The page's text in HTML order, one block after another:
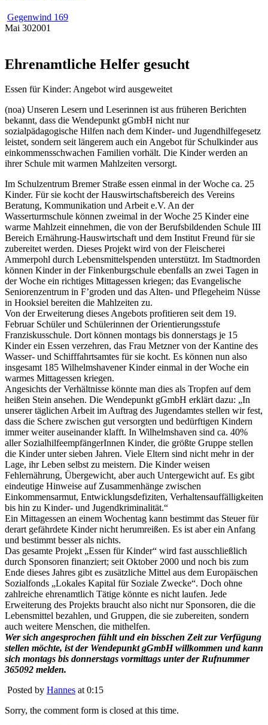
Gegenwind 169
Mai 302001
Ehrenamtliche Helfer gesucht
Essen für Kinder: Angebot wird ausgeweitet
(noa) Unseren Lesern und Leserinnen ist aus früheren Berichten
bekannt, dass die Wendepunkt gGmbH nicht nur
sozialpädagogische Hilfen nach dem Kinder- und Jugendhilfegesetz
leistet, sondern seit längerem auch ein Angebot für Schulkinder aus
einkommensschwachen Familien vorhält. Die Kinder werden an
ihrer Schule mit warmen Mahlzeiten versorgt.
Im Schulzentrum Bremer Straße essen einmal in der Woche ca. 25
Kinder. Für sie kocht der Hauswirtschaftsbereich des Vereins
Beratung, Kommunikation und Arbeit e.V. An der
Wasserturmschule können zweimal in der Woche 25 Kinder eine
warme Mahlzeit einnehmen, die von der Berufsbildenden Schule III
Bereich Ernährung-Hauswirtschaft und dem Institut Freund für sie
zubereitet werden. Dieses Projekt wird von der Fleischerei
Ammerpohl durch Lebensmittelspenden unterstützt. Im Stadtnorden
können Kinder in der Finkenburgschule ebenfalls an zwei Tagen in
der Woche ein richtiges Mittagessen kriegen; das Evangelische
Seniorenzentrum in F’groden und das Alten- und Pflegeheim Nüsse
in Hooksiel bereiten die Mahlzeiten zu.
Von der Erweiterung dieses Angebots profitieren seit dem 19.
Februar Schüler und Schülerinnen der Orientierungsstufe
Franziskusschule. Dort können montags bis donnerstags je 15
Kinder ein Essen verzehren, das Frau Metzner von der Kantine des
Wasser- und Schifffahrtsamtes für sie kocht. Es können nun also
insgesamt 185 Wilhelmshavener Kinder einmal in der Woche ein
warmes Mittagessen kriegen.
Angesichts der Verhältnisse könnte man dies als Tropfen auf dem
heißen Stein ansehen. Die Wendepunkt gGmbH erklärt dazu: „In
unserer täglichen Arbeit im Auftrag des Jugendamtes stellen wir fest,
dass die Schere zwischen gut versorgten und bedürftigen Kindern
immer weiter auseinander klafft. In Wilhelmshaven sind ca. 40%
aller SozialhilfeempfängerInnen Kinder, die größte Gruppe stellen
die Kinder unter sieben Jahren. Viele Eltern sind nicht mehr in der
Lage, ihr Leben selbst zu meistern. Die Kinder weisen
Fehlernährung, Übergewicht, aber auch Untergewicht auf. Es gibt
eindeutige Hinweise auf Zusammenhänge zwischen
Einkommensarmut, Entwicklungsdefiziten, Verhaltensauffälligkeiten
bis hin zu Kinder- und Jugendkriminalität.“
Ein Mittagessen an einem Wochentag kann bestimmt das Steuer für
derart gefährdete Kinder nicht herumreißen. Es ist aber ein Anfang
und bestimmt besser als nichts.
Das gesamte Projekt „Essen für Kinder“ wird fast ausschließlich
durch Sponsoren finanziert; seit Oktober 2000 und noch bis zum
Ende dieses Jahres gibt es zusätzliche Mittel aus dem Europäischen
Sozialfonds „Lokales Kapital für Soziale Zwecke“. Doch ohne
zahlreiche ehrenamtlich Tätige könnte es nicht laufen. Jede
Erweiterung des Projekts braucht also nicht nur Sponsoren, die die
Lebensmittel bezahlen, und Gruppen, die sie zubereiten, sondern
auch weitere Menschen, die mithelfen.
Wer sich angesprochen fühlt und ein bisschen Zeit zur Verfügung
stellen möchte, ist der Wendepunkt gGmbH willkommen und kann
sich montags bis donnerstags vormittags unter der Rufnummer
365092 melden.
Posted by Hannes at 0:15
Sorry, the comment form is closed at this time.